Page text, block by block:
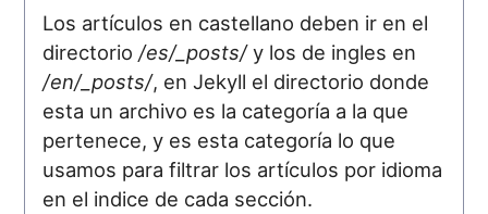
Los artículos en castellano deben ir en el
directorio/es/_posts/y los de ingles en
/en/_posts/, en Jekyll el directorio donde
esta un archivo es la categoría a la que
pertenece, y es esta categoría lo que
usamos para filtrar los artículos por idioma
en el indice de cada sección.